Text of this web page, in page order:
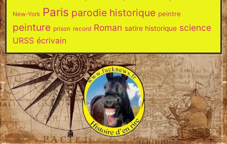
New-York Paris parodie historique peintre
peinture prison record Roman satire historique science
URSS écrivain